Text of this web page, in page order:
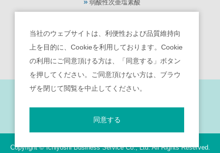
弱酸性次亜塩素酸
イ】
サイトポリシー｜ 個人情報保護宣言
反社会的勢力との関係遮断のための基本方針｜勧誘方針
お客様本位の業務運営を実現するための方針
Copyright © Ichiyoshi Business Service Co., Ltd. All Rights Reserved.
当社のウェブサイトは、利便性および品質維持向
上を目的に、Cookieを利用しております。Cookie
の利用にご同意頂ける方は、「同意する」ボタン
を押してください。ご同意頂けない方は、ブラウ
ザを閉じて閲覧を中止してください。
同意する